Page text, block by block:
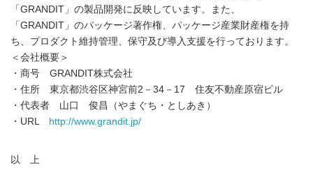
「GRANDIT」の製品開発に反映しています。また、
「GRANDIT」のパッケージ著作権、パッケージ産業財産権を持
ち、プロダクト維持管理、保守及び導入支援を行っております。
＜会社概要＞
・商号 GRANDIT株式会社
・住所 東京都渋谷区神宮前2－34－17 住友不動産原宿ビル
・代表者 山口 俊昌（やまぐち・としあき）
・URL
http://www.grandit.jp/
以 上